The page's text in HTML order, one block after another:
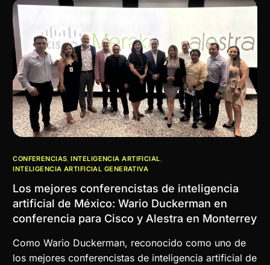
CONFERENCIAS,INTELIGENCIA ARTIFICIAL,
INTELIGENCIA ARTIFICIAL GENERATIVA
Los mejores conferencistas de inteligencia
artificial de México: Wario Duckerman en
conferencia para Cisco y Alestra en Monterrey
Como Wario Duckerman, reconocido como uno de
los mejores conferencistas de inteligencia artificial de